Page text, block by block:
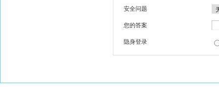
安全问题
您的答案
隐身登录